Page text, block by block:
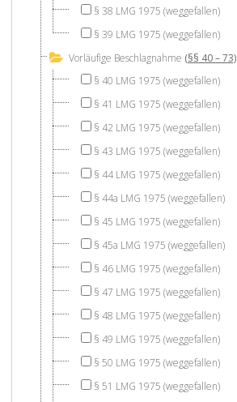
§ 38 LMG 1975 (weggefallen)
§ 39 LMG 1975 (weggefallen)
Vorläufige Beschlagnahme (§§ 40 – 73)
§ 40 LMG 1975 (weggefallen)
§ 41 LMG 1975 (weggefallen)
§ 42 LMG 1975 (weggefallen)
§ 43 LMG 1975 (weggefallen)
§ 44 LMG 1975 (weggefallen)
§ 44a LMG 1975 (weggefallen)
§ 45 LMG 1975 (weggefallen)
§ 45a LMG 1975 (weggefallen)
§ 46 LMG 1975 (weggefallen)
§ 47 LMG 1975 (weggefallen)
§ 48 LMG 1975 (weggefallen)
§ 49 LMG 1975 (weggefallen)
§ 50 LMG 1975 (weggefallen)
§ 51 LMG 1975 (weggefallen)